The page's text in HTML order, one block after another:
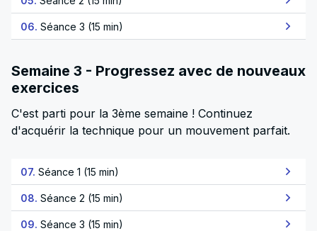
06. Séance 3 (15 min)
Semaine 3 - Progressez avec de nouveaux
exercices
C'est parti pour la 3ème semaine ! Continuez
d'acquérir la technique pour un mouvement parfait.
07. Séance 1 (15 min)
08. Séance 2 (15 min)
09. Séance 3 (15 min)